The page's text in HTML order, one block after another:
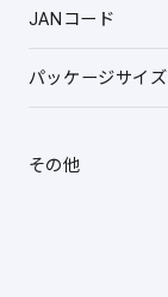
JANコード
パッケージサイズ
その他